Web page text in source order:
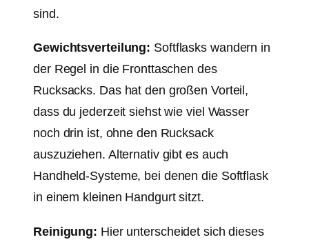
sind.
Gewichtsverteilung: Softflasks wandern in
der Regel in die Fronttaschen des
Rucksacks. Das hat den großen Vorteil,
dass du jederzeit siehst wie viel Wasser
noch drin ist, ohne den Rucksack
auszuziehen. Alternativ gibt es auch
Handheld-Systeme, bei denen die Softflask
in einem kleinen Handgurt sitzt.
Reinigung: Hier unterscheidet sich dieses